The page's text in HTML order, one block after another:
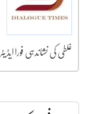
غلطی کی نشاندہی فورا